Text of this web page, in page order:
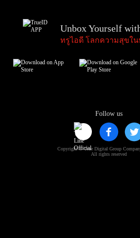
Follow us
Copyright © True Digital Group
All rights reserved
Unbox Yourself
ทรูไอดี โลกความสุขใ